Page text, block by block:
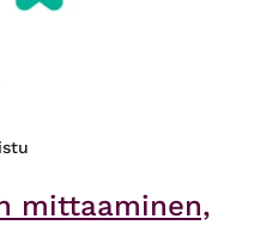
mittaaminen,